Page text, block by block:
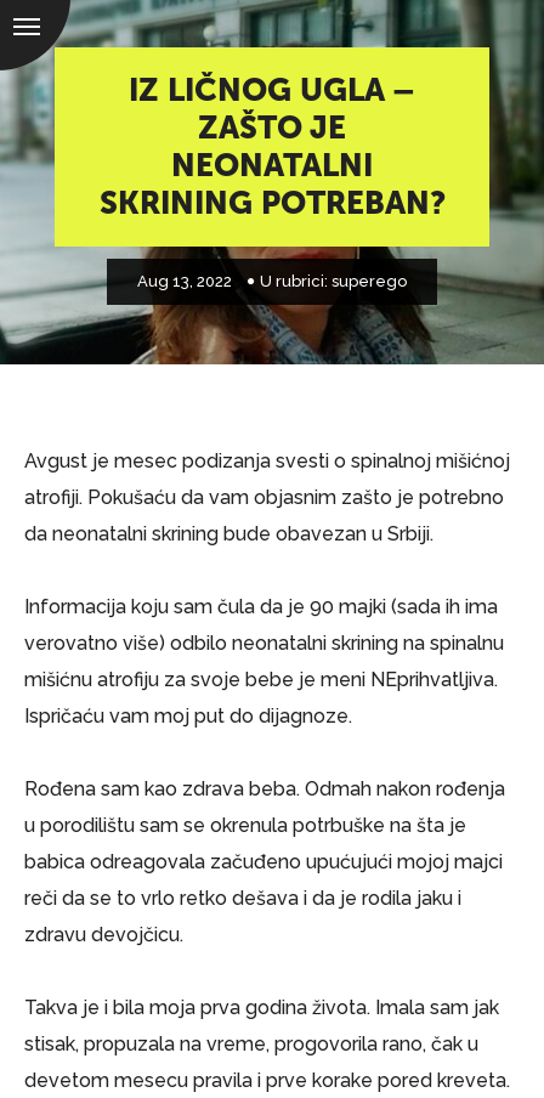
IZ LIČNOG UGLA –
ZAŠTO JE
NEONATALNI
SKRINING POTREBAN?
Aug 13, 2022 U rubrici: superego
Avgust je mesec podizanja svesti o spinalnoj mišićnoj
atrofiji. Pokušaću da vam objasnim zašto je potrebno
da neonatalni skrining bude obavezan u Srbiji.
Informacija koju sam čula da je 90 majki (sada ih ima
verovatno više) odbilo neonatalni skrining na spinalnu
mišićnu atrofiju za svoje bebe je meni NEprihvatljiva.
Ispričaću vam moj put do dijagnoze.
Rođena sam kao zdrava beba. Odmah nakon rođenja
u porodilištu sam se okrenula potrbuške na šta je
babica odreagovala začuđeno upućujući mojoj majci
reči da se to vrlo retko dešava i da je rodila jaku i
zdravu devojčicu.
Takva je i bila moja prva godina života. Imala sam jak
stisak, propuzala na vreme, progovorila rano, čak u
devetom mesecu pravila i prve korake pored kreveta.